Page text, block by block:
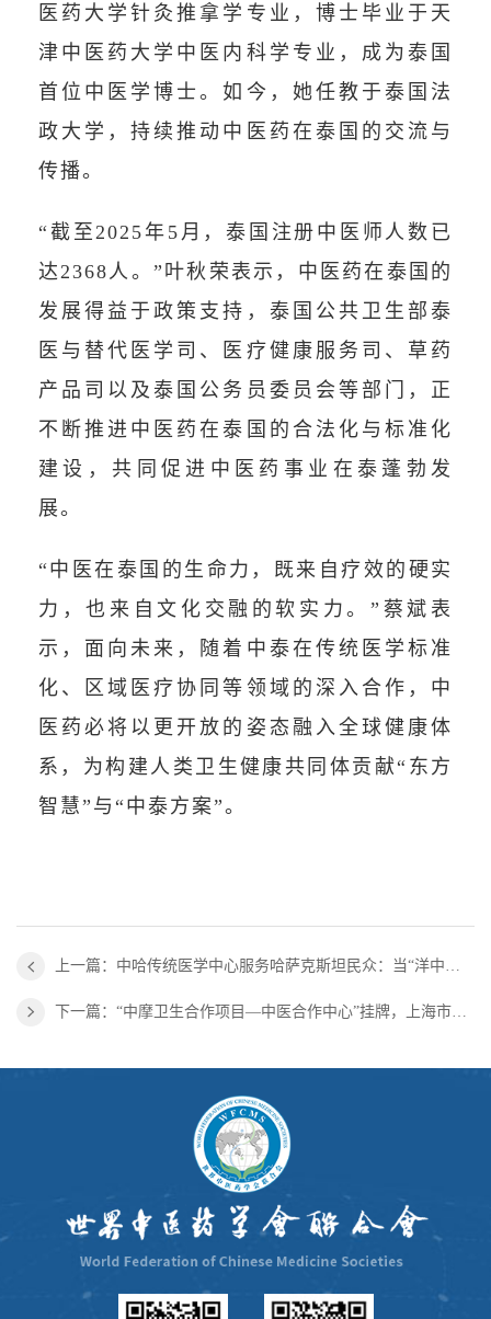
医药大学针灸推拿学专业，博士毕业于天
津中医药大学中医内科学专业，成为泰国
首位中医学博士。如今，她任教于泰国法
政大学，持续推动中医药在泰国的交流与
传播。
“截至2025年5月，泰国注册中医师人数已
达2368人。”叶秋荣表示，中医药在泰国的
发展得益于政策支持，泰国公共卫生部泰
医与替代医学司、医疗健康服务司、草药
产品司以及泰国公务员委员会等部门，正
不断推进中医药在泰国的合法化与标准化
建设，共同促进中医药事业在泰蓬勃发
展。
“中医在泰国的生命力，既来自疗效的硬实
力，也来自文化交融的软实力。”蔡斌表
示，面向未来，随着中泰在传统医学标准
化、区域医疗协同等领域的深入合作，中
医药必将以更开放的姿态融入全球健康体
系，为构建人类卫生健康共同体贡献“东方
智慧”与“中泰方案”。